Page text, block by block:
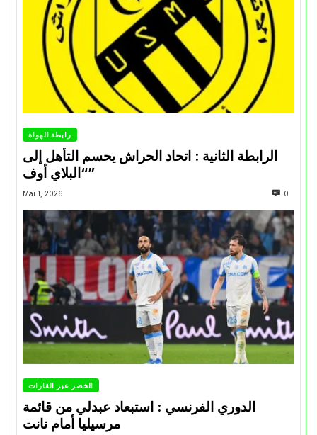
رابطة الهواة
الرابطة الثانية : اتحاد الحراش يحسم التأهل إلى
“البلاي أوف”
Mai 1, 2026 0
الخضر عبر القارات
الدوري الفرنسي : استبعاد عبدلي من قائمة
مرسيليا أمام نانت